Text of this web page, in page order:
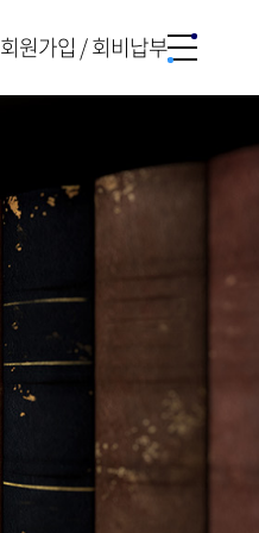
회원가입 / 회비납부